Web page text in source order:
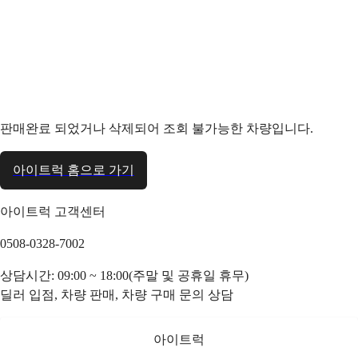
판매완료 되었거나 삭제되어 조회 불가능한 차량입니다.
아이트럭 홈으로 가기
아이트럭 고객센터
0508-0328-7002
상담시간: 09:00 ~ 18:00(주말 및 공휴일 휴무)
딜러 입점, 차량 판매, 차량 구매 문의 상담
아이트럭